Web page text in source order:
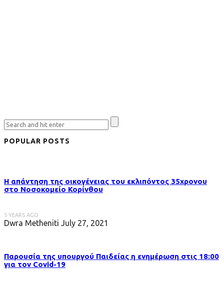
POPULAR POSTS
Η απάντηση της οικογένειας του εκλιπόντος 35χρονου
στo Νοσοκομείο Κορίνθου
5 YEARS AGO
Dwra Metheniti July 27, 2021
Παρουσία της υπουργού Παιδείας η ενημέρωση στις 18:00
για τον Covid-19